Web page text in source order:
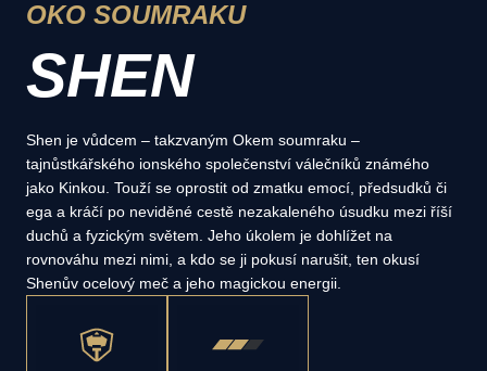
OKO SOUMRAKU
SHEN
Shen je vůdcem – takzvaným Okem soumraku –
tajnůstkářského ionského společenství válečníků známého
jako Kinkou. Touží se oprostit od zmatku emocí, předsudků či
ega a kráčí po neviděné cestě nezakaleného úsudku mezi říší
duchů a fyzickým světem. Jeho úkolem je dohlížet na
rovnováhu mezi nimi, a kdo se ji pokusí narušit, ten okusí
Shenův ocelový meč a jeho magickou energii.